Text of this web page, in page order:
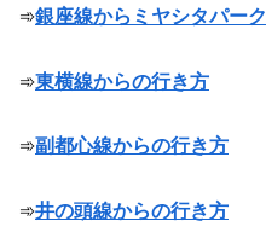
➾銀座線からミヤシタパーク
➾東横線からの行き方
➾副都心線からの行き方
➾井の頭線からの行き方